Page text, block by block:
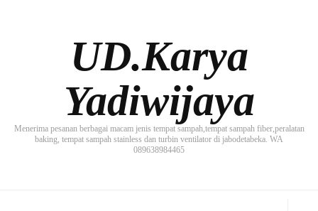
UD.Karya
Yadiwijaya
Menerima pesanan berbagai macam jenis tempat sampah,tempat sampah fiber,peralatan
baking, tempat sampah stainless dan turbin ventilator di jabodetabeka. WA
089638984465